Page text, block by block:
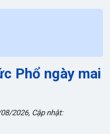
Phổ ngày mai
2026, Cập nhật: